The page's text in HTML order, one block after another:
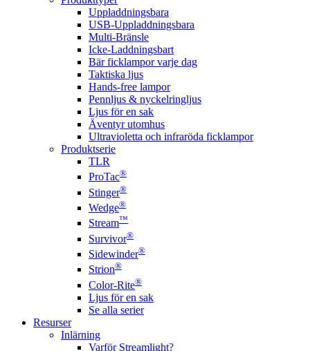
Uppladdningsbara
USB-Uppladdningsbara
Multi-Bränsle
Icke-Laddningsbart
Bär ficklampor varje dag
Taktiska ljus
Hands-free lampor
Pennljus & nyckelringljus
Ljus för en sak
Äventyr utomhus
Ultravioletta och infraröda ficklampor
Produktserie
TLR
ProTac®
Stinger®
Wedge®
Stream™
Survivor®
Sidewinder®
Strion®
Color-Rite®
Ljus för en sak
Se alla serier
Resurser
Inlärning
Varför Streamlight?